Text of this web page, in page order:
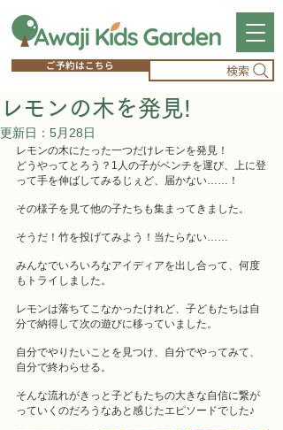
ご予約はこちら 検索
レモンの木を発見!
更新日： 5月28日
レモンの木にたった一つだけレモンを発見！
どうやってとろう？1人の子がベンチを運び、上に登
って手を伸ばしてみるじぇど、届かない……！
その様子を見て他の子たちも集まってきました。
そうだ！竹を投げてみよう！当たらない……
みんなでいろいろなアイディアを出し合って、何度
もトライしました。
レモンは落ちてこなかったけれど、子どもたちは自
分で納得して次の遊びに移っていました。
自分でやりたいことを見つけ、自分でやってみて、
自分で終わらせる。
そんな流れがきっと子どもたちの大きな自信に繋が
っていくのだろうなあと感じたエピソードでした♪